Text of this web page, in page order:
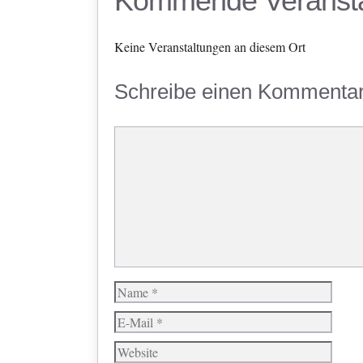
Keine Veranstaltungen an diesem Ort
Schreibe einen
Name
E-
Mail
Website